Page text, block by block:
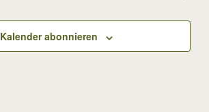
Kalender abonnieren